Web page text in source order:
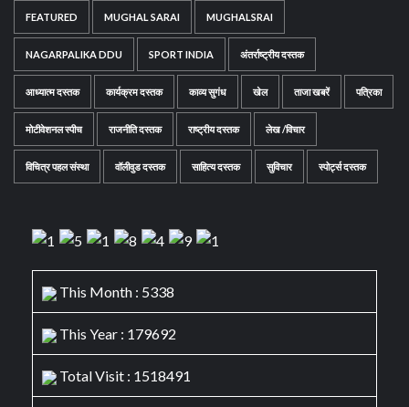
FEATURED MUGHAL SARAI MUGHALSRAI
NAGARPALIKA DDU SPORT INDIA अंतर्राष्ट्रीय दस्तक
आध्यात्म दस्तक कार्यक्रम दस्तक काव्य सुगंध खेल ताजा खबरें पत्रिका
मोटीवेशनल स्पीच राजनीति दस्तक राष्ट्रीय दस्तक लेख /विचार
विचित्र पहल संस्था वॉलीवुड दस्तक साहित्य दस्तक सुविचार स्पोर्ट्स दस्तक
This Month : 5338
This Year : 179692
Total Visit : 1518491